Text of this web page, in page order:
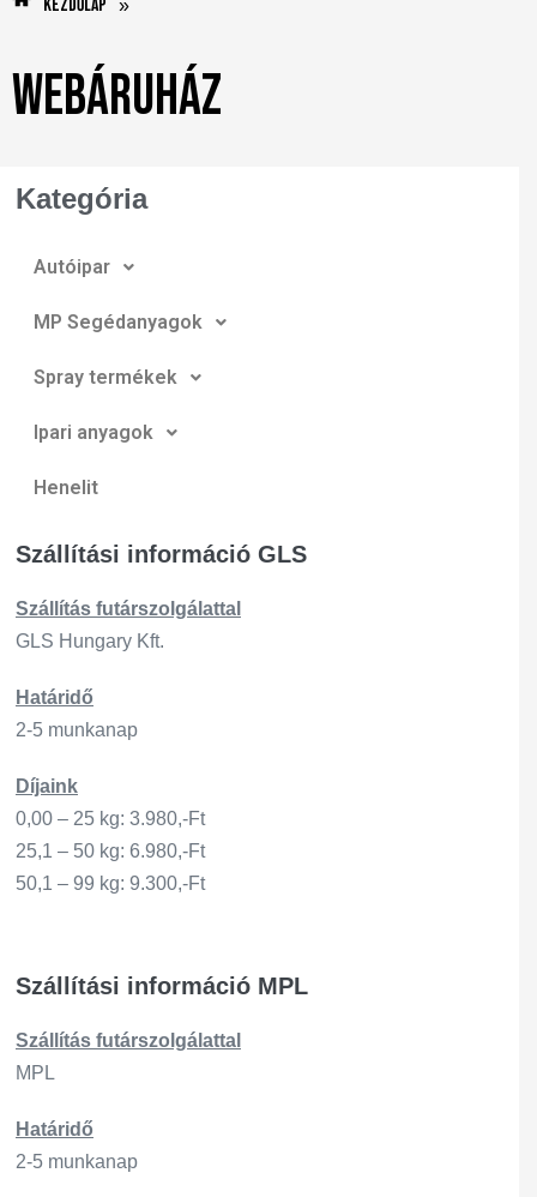
Kezdőlap »
Webáruház
Kategória
Autóipar
MP Segédanyagok
Spray termékek
Ipari anyagok
Henelit
Szállítási információ GLS
Szállítás futárszo lgálattal
GLS Hungary Kft.
Határidő
2-5 munkanap
Díjaink
0,00 – 25 kg: 3.980,-Ft
25,1 – 50 kg: 6.980,-Ft
50,1 – 99 kg: 9.300,-Ft
Szállítási információ MPL
Szállítás futárszo lgálattal
MPL
Határidő
2-5 munkanap